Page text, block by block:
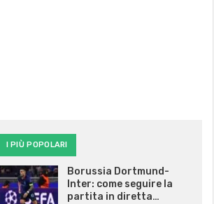
I PIÙ POPOLARI
Borussia Dortmund-
Inter: come seguire la
partita in diretta…